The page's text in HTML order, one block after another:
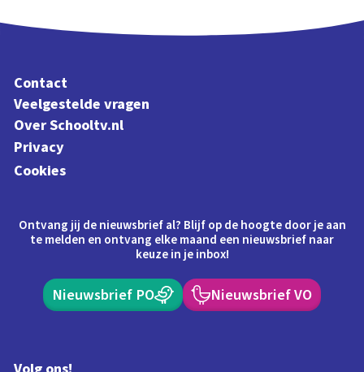
Contact
Veelgestelde vragen
Over Schooltv.nl
Privacy
Cookies
Ontvang jij de nieuwsbrief al? Blijf op de hoogte door je aan
te melden en ontvang elke maand een nieuwsbrief naar
keuze in je inbox!
Nieuwsbrief PO Nieuwsbrief VO